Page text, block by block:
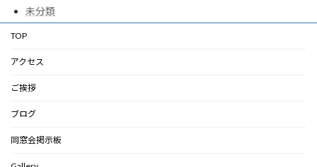
未分類
TOP
アクセス
ご挨拶
ブログ
同窓会掲示板